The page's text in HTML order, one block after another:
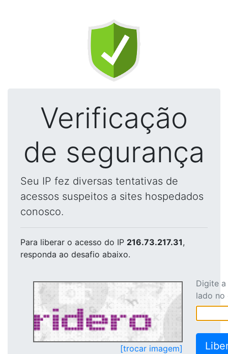
Verificação
de segurança
Seu IP fez diversas tentativas de
acessos suspeitos a sites hospedados
conosco.
Para liberar o acesso do IP 216.73.217.31,
responda ao desafio abaixo.
[trocar imagem]
Digite
lado no